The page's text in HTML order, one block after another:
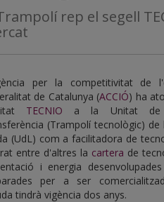
rep el segell
per la competitivitat de
de Catalunya (ACCIÓ) ha
TECNIO a la Unitat de
(Trampolí tecnològic) de
(UdL) com a facilitadora de
entre d'altres la cartera de
i energia
per a ser
tindrà vigència dos anys.